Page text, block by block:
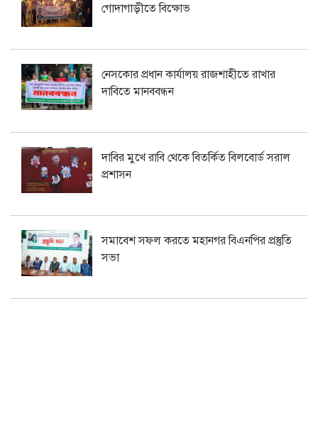
গোদাগাড়ীতে বিক্ষোভ
নেসকোর প্রধান কার্যালয় রাজশাহীতে রাখার
দাবিতে মানববন্ধন
দাবির মুখে রাবি থেকে বিতর্কিত বিলবোর্ড সরাল
প্রশাসন
সমাবেশ সফল করতে মহানগর বিএনপির প্রস্তুতি
সভা